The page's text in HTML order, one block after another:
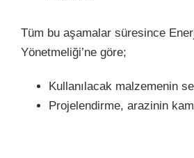
Tüm bu aşamalar süresince
Yönetmeliği’ne göre;
Kullanılacak malzemenin
Projelendirme, arazinin